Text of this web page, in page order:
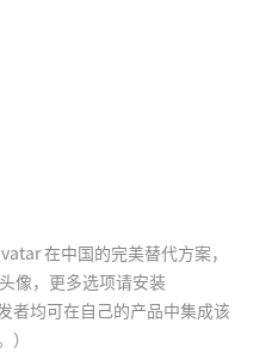
在中国的完美替代方案，
像，更多选项请安装
者均可在自己的产品中集成该
）